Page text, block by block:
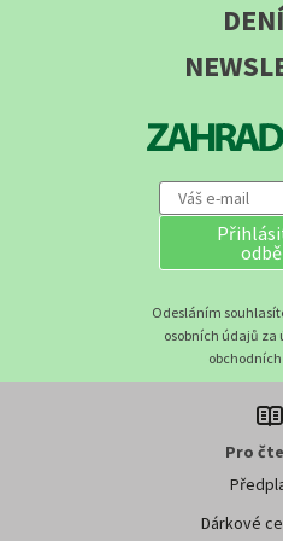
Odesláním
osobních údajů za
Pro
Dárkové